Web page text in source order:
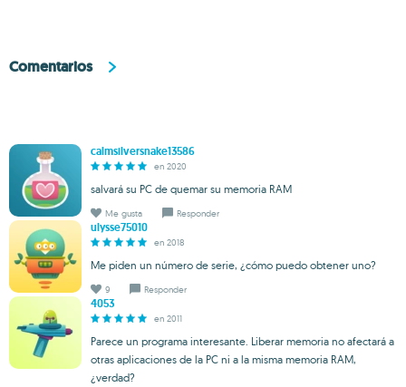
Comentarios
calmsilversnake13586
en 2020
salvará su PC de quemar su memoria RAM
Me gusta Responder
ulysse75010
en 2018
Me piden un número de serie, ¿cómo puedo obtener uno?
9 Responder
4053
en 2011
Parece un programa interesante. Liberar memoria no afectará a
otras aplicaciones de la PC ni a la misma memoria RAM,
¿verdad?